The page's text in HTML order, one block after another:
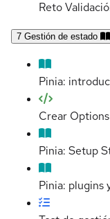
Reto
7 Gestión de estado
Pinia:
Crear
Pinia: Setup
Pinia: plugins